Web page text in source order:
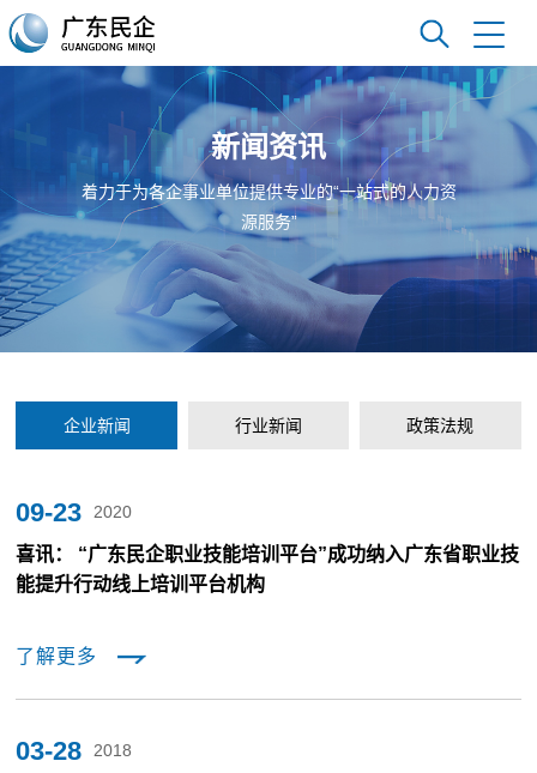
新闻资讯
着力于为各企事业单位提供专业的“一站式的人力资
源服务”
企业新闻 行业新闻 政策法规
09-23 2020
喜讯： “广东民企职业技能培训平台”成功纳入广东省职业技
能提升行动线上培训平台机构
了解更多
03-28 2018